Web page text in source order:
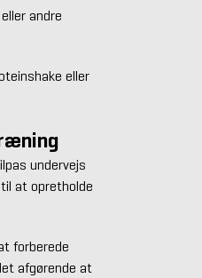
andre
eller
undervejs
at opretholde
forberede
afgørende at